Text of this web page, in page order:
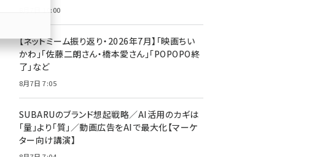
8月7日 10:00
【ネットミーム振り返り・2026年7月】「映画ちい
かわ」「佐藤二朗さん・橋本愛さん」「POPOPO終
了」など
8月7日 7:05
SUBARUのブランド想起戦略／AI活用のカギは
「量」より「質」／動画広告をAIで最大化【マーケ
ター向け講演】